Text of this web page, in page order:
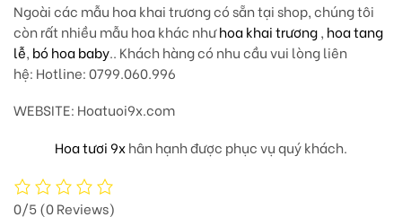
Ngoài các mẫu hoa khai trương có sẵn tại shop, chúng tôi
còn rất nhiều mẫu hoa khác nhưhoa khai trương, hoa tang
lễ, bó hoa baby.. Khách hàng có nhu cầu vui lòng liên
hệ: Hotline: 0799.060.996
WEBSITE: Hoatuoi9x.com
Hoa tươi 9xhân hạnh được phục vụ quý khách.
0/5(0 Reviews)